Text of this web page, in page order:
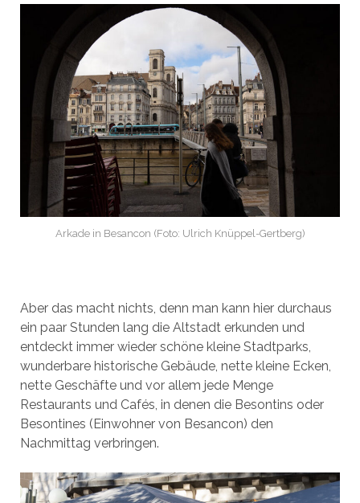
Arkade in Besancon (Foto: Ulrich Knüppel-Gertberg)
Aber das macht nichts, denn man kann hier durchaus
ein paar Stunden lang die Altstadt erkunden und
entdeckt immer wieder schöne kleine Stadtparks,
wunderbare historische Gebäude, nette kleine Ecken,
nette Geschäfte und vor allem jede Menge
Restaurants und Cafés, in denen die Besontins oder
Besontines (Einwohner von Besancon) den
Nachmittag verbringen.